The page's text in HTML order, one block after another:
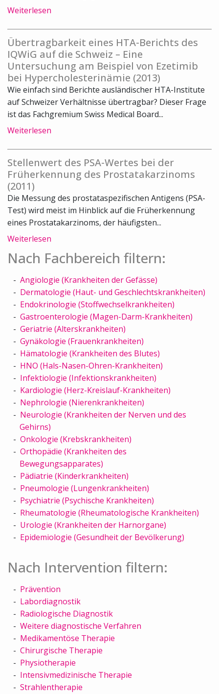
Weiterlesen
Übertragbarkeit eines HTA-Berichts des
IQWiG auf die Schweiz – Eine
Untersuchung am Beispiel von Ezetimib
bei Hypercholesterinämie (2013)
Wie einfach sind Berichte ausländischer HTA-Institute
auf Schweizer Verhältnisse übertragbar? Dieser Frage
ist das Fachgremium Swiss Medical Board...
Weiterlesen
Stellenwert des PSA-Wertes bei der
Früherkennung des Prostatakarzinoms
(2011)
Die Messung des prostataspezifischen Antigens (PSA-
Test) wird meist im Hinblick auf die Früherkennung
eines Prostatakarzinoms, der häufigsten...
Weiterlesen
Nach Fachbereich filtern:
Angiologie (Krankheiten der Gefässe)
Dermatologie (Haut- und Geschlechtskrankheiten)
Endokrinologie (Stoffwechselkrankheiten)
Gastroenterologie (Magen-Darm-Krankheiten)
Geriatrie (Alterskrankheiten)
Gynäkologie (Frauenkrankheiten)
Hämatologie (Krankheiten des Blutes)
HNO (Hals-Nasen-Ohren-Krankheiten)
Infektiologie (Infektionskrankheiten)
Kardiologie (Herz-Kreislauf-Krankheiten)
Nephrologie (Nierenkrankheiten)
Neurologie (Krankheiten der Nerven und des
Gehirns)
Onkologie (Krebskrankheiten)
Orthopädie (Krankheiten des
Bewegungsapparates)
Pädiatrie (Kinderkrankheiten)
Pneumologie (Lungenkrankheiten)
Psychiatrie (Psychische Krankheiten)
Rheumatologie (Rheumatologische Krankheiten)
Urologie (Krankheiten der Harnorgane)
Epidemiologie (Gesundheit der Bevölkerung)
Nach Intervention filtern:
Prävention
Labordiagnostik
Radiologische Diagnostik
Weitere diagnostische Verfahren
Medikamentöse Therapie
Chirurgische Therapie
Physiotherapie
Intensivmedizinische Therapie
Strahlentherapie